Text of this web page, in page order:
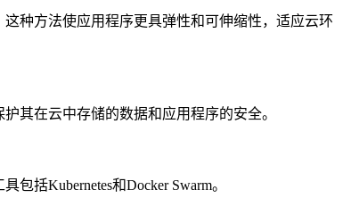
种方法使应用程序更具弹性和可伸缩性，适应云环
其在云中存储的数据和应用程序的安全。
括Kubernetes和Docker Swarm。